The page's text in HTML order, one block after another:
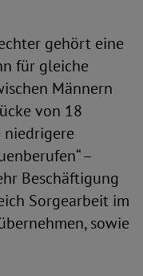
gehört eine
für gleiche
Männern
von 18
niedrigere
–
Beschäftigung
Sorgearbeit im
sowie